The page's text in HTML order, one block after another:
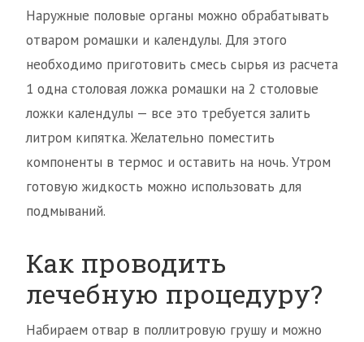
Наружные половые органы можно обрабатывать
отваром ромашки и календулы. Для этого
необходимо приготовить смесь сырья из расчета
1 одна столовая ложка ромашки на 2 столовые
ложки календулы — все это требуется залить
литром кипятка. Желательно поместить
компоненты в термос и оставить на ночь. Утром
готовую жидкость можно использовать для
подмываний.
Как проводить
лечебную процедуру?
Набираем отвар в поллитровую грушу и можно